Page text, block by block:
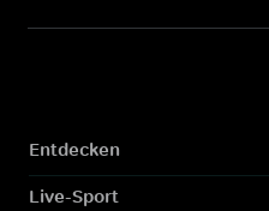
Entdecken
Live-Sport